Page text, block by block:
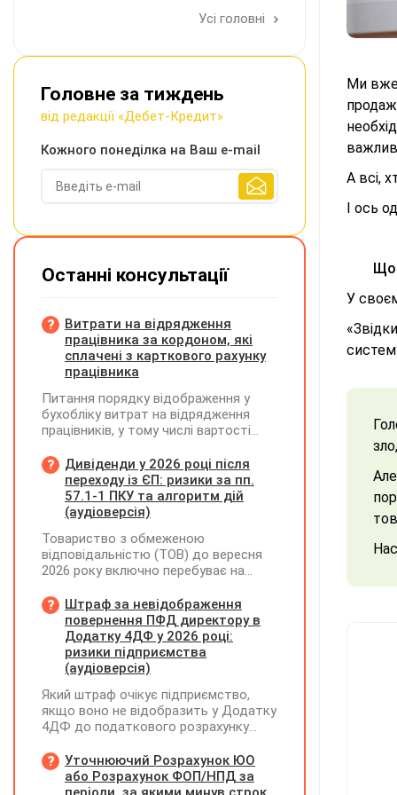
Ми
А всі,
І ось
Що
У
Усі головні
Головне за тиждень
від редакції «Дебет-Кредит»
Кожного понеділка на Ваш e-mail
Останні консультації
Витрати на відрядження
працівника за кордоном, які
сплачені з карткового рахунку
працівника
Питання порядку відображення у
бухобліку витрат на відрядження
працівників, у тому числі вартості
карткового рахунку працівника та
підтвердження таких операцій
первинними документами, належать
до компетенції Мінфіну
Дивіденди у 2026 році після
переходу із ЄП: ризики за пп.
57.1-1 ПКУ та алгоритм дій
(аудіоверсія)
Товариство з обмеженою
відповідальністю (ТОВ) до вересня
2026 року включно перебуває на
(єдиний податок, 3 група, ставка 5%,
неплатник ПДВ). З 1 жовтня 2026
року підприємство переходить на
загальну систему оподаткування
(стає платником податку на
діяльності у періоді 2024–2025 років
(під час перебування на спрощеній
системі) підприємство отримало
нерозподіленого прибутку в балансі
становить 18 млн грн. Наприкінці
Штраф за невідображення
повернення ПФД директору в
Додатку 4ДФ у 2026 році:
ризики підприємства
(аудіоверсія)
Який штраф очікує підприємство,
якщо воно не відобразить у Додатку
4ДФ до податкового розрахунку
допомоги (ПФД) директору?
Уточнюючий Розрахунок ЮО
або Розрахунок ФОП/НПД за